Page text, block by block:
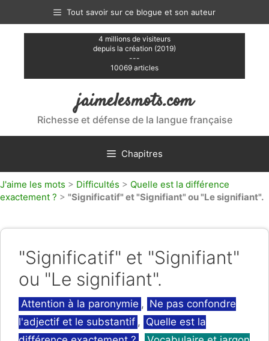
contenu
Tout savoir sur ce blogue et son auteur
4 millions de visiteurs
depuis la création (2019)
---
10069 articles
jaimelesmots.com
Richesse et défense de la langue française
Chapitres
J'aime les mots > Difficultés > Quelle est la différence
exactement ? > "Significatif" et "Signifiant" ou "Le signifiant".
"Significatif" et "Signifiant"
ou "Le signifiant".
Catégories
Attention à la paronymie , Ne pas confondre
l'adjectif et le substantif , Quelle est la